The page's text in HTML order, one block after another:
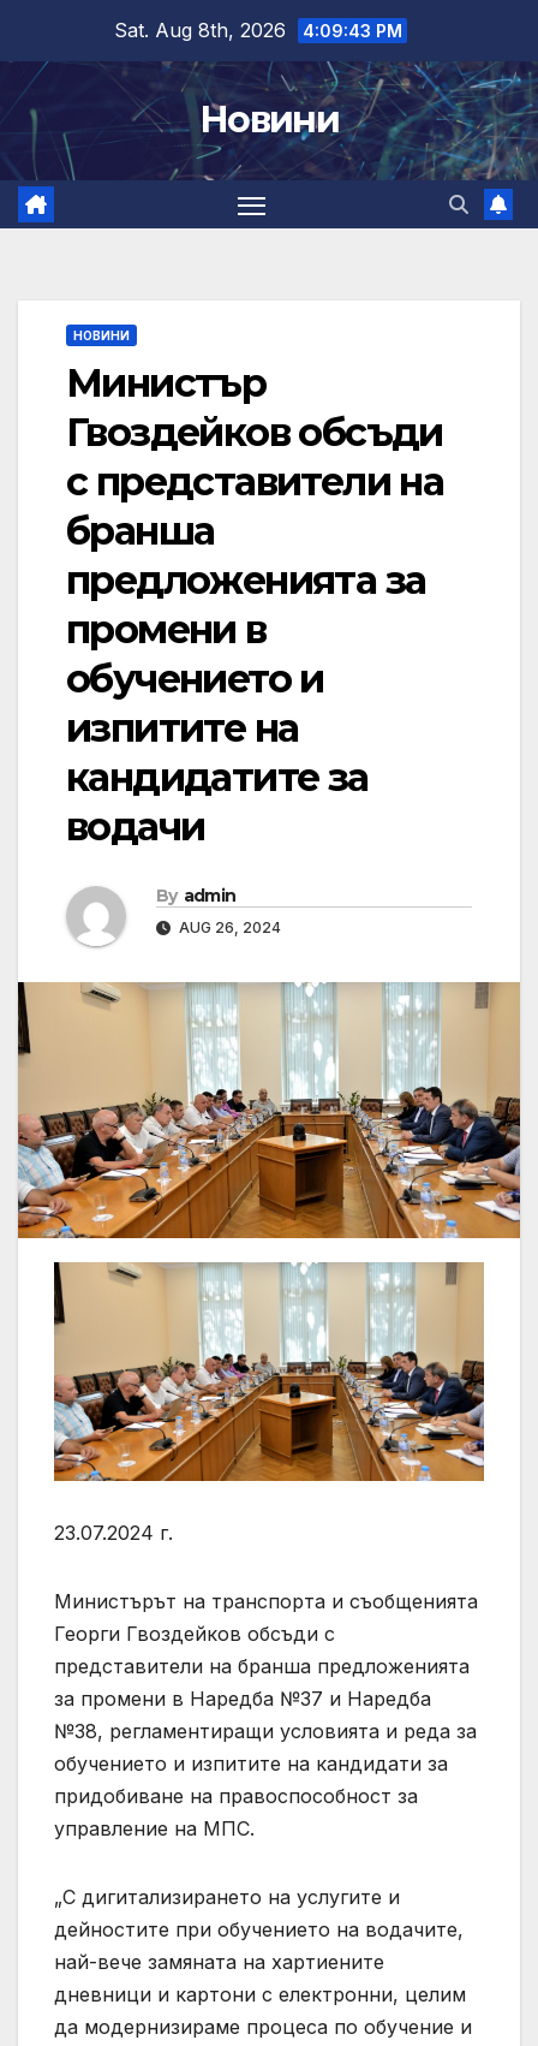
content
Sat. Aug 8th, 2026 4:09:44 PM
Новини
НОВИНИ
Министър
Гвоздейков обсъди
с представители на
бранша
предложенията за
промени в
обучението и
изпитите на
кандидатите за
водачи
By admin
AUG 26, 2024
23.07.2024 г.
Министърът на транспорта и съобщенията
Георги Гвоздейков обсъди с
представители на бранша предложенията
за промени в Наредба №37 и Наредба
№38, регламентиращи условията и реда за
обучението и изпитите на кандидати за
придобиване на правоспособност за
управление на МПС.
„С дигитализирането на услугите и
дейностите при обучението на водачите,
най-вече замяната на хартиените
дневници и картони с електронни, целим
да модернизираме процеса по обучение и